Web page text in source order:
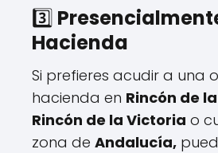
3️⃣
Hacienda
Si prefieres acudir a una
hacienda en Rincón de
Rincón de la Victoria o
zona de Andalucía,